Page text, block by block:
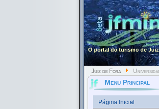
O portal do turismo de
Juiz de Fora
Menu Principal
Página Inicial